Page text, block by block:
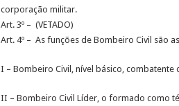
corporação militar.
Art. 3º – (VETADO)
Art. 4º – As funções de Bombeiro Civil são
I – Bombeiro Civil, nível básico,
II – Bombeiro Civil Líder, o formado como